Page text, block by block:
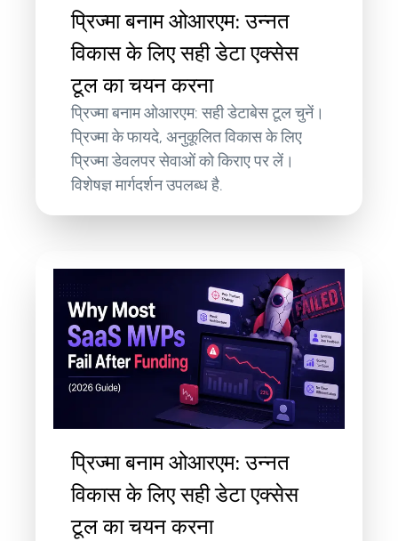
प्रिज्मा बनाम ओआरएम: उन्नत
विकास के लिए सही डेटा एक्सेस
टूल का चयन करना
प्रिज्मा बनाम ओआरएम: सही डेटाबेस टूल चुनें।
प्रिज्मा के फायदे, अनुकूलित विकास के लिए
प्रिज्मा डेवलपर सेवाओं को किराए पर लें।
विशेषज्ञ मार्गदर्शन उपलब्ध है.
प्रिज्मा बनाम ओआरएम: उन्नत
विकास के लिए सही डेटा एक्सेस
टूल का चयन करना